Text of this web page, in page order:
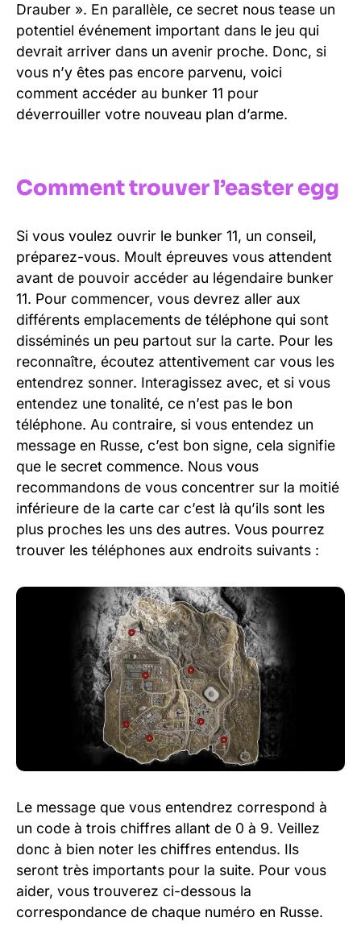
Drauber ». En parallèle, ce secret nous tease un
potentiel événement important dans le jeu qui
devrait arriver dans un avenir proche. Donc, si
vous n’y êtes pas encore parvenu, voici
comment accéder au bunker 11 pour
déverrouiller votre nouveau plan d’arme.
Comment trouver l’easter egg
Si vous voulez ouvrir le bunker 11, un conseil,
préparez-vous. Moult épreuves vous attendent
avant de pouvoir accéder au légendaire bunker
11. Pour commencer, vous devrez aller aux
différents emplacements de téléphone qui sont
disséminés un peu partout sur la carte. Pour les
reconnaître, écoutez attentivement car vous les
entendrez sonner. Interagissez avec, et si vous
entendez une tonalité, ce n’est pas le bon
téléphone. Au contraire, si vous entendez un
message en Russe, c’est bon signe, cela signifie
que le secret commence. Nous vous
recommandons de vous concentrer sur la moitié
inférieure de la carte car c’est là qu’ils sont les
plus proches les uns des autres. Vous pourrez
trouver les téléphones aux endroits suivants :
Le message que vous entendrez correspond à
un code à trois chiffres allant de 0 à 9. Veillez
donc à bien noter les chiffres entendus. Ils
seront très importants pour la suite. Pour vous
aider, vous trouverez ci-dessous la
correspondance de chaque numéro en Russe.